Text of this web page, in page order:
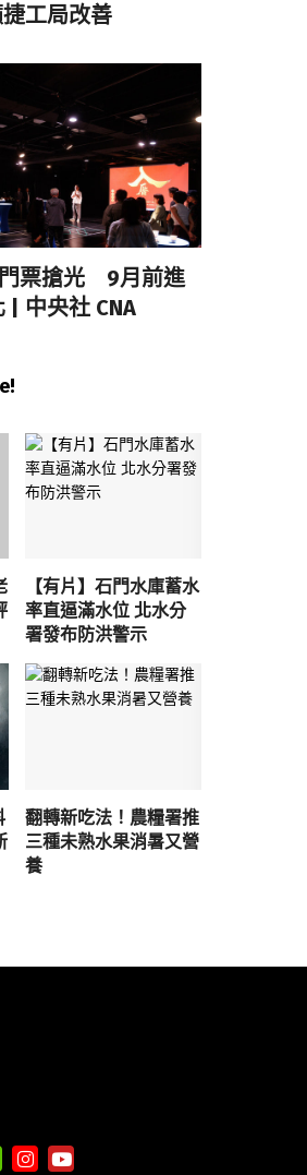
工局改善
票搶光 9月前進
| 中央社 CNA
【有片】石門水庫蓄水
率直逼滿水位 北水分
署發布防洪警示
翻轉新吃法！農糧署推
三種未熟水果消暑又營
養